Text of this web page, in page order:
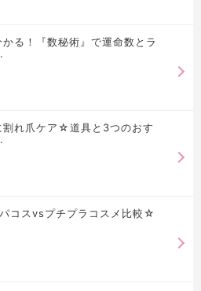
る！『数秘術』で運命数とラ
割れ爪ケア☆道具と3つのおす
パコスvsプチプラコスメ比較☆